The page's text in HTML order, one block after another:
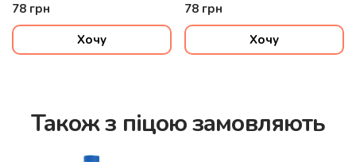
78 грн
Хочу
78 грн
Хочу
Також з піцою замовляють